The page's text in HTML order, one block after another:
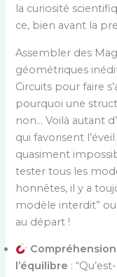
la curiosité
ce, bien avant la
Assembler des
géométriques
Circuits pour faire
pourquoi une
non… Voilà autant
qui favorisent
quasiment
tester tous les
honnêtes, il y a
modèle interdit”
au départ !
l’équilibre :